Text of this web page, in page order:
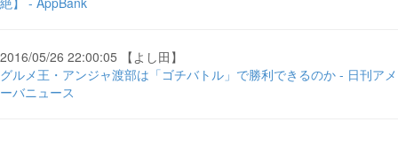
2016/05/26 22:00:05 【よし田】
グルメ王・アンジャ渡部は「ゴチバトル」で勝利できるのか - 日刊アメ
ーバニュース